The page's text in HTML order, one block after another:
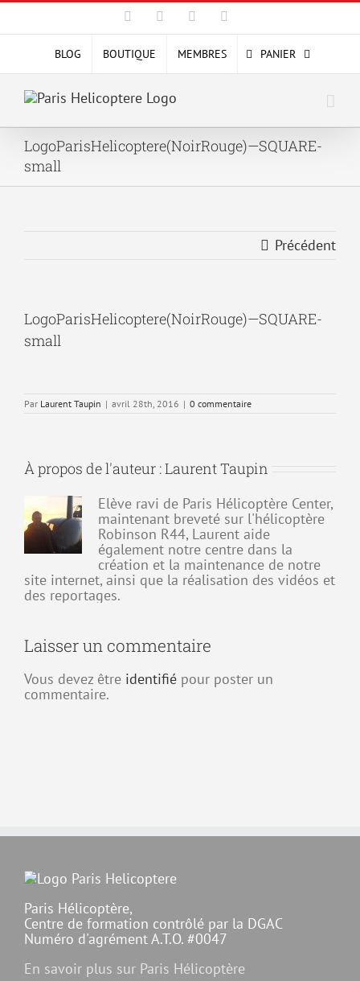
Passer
contenu
Facebook YouTube
BLOG BOUTIQUE MEMBRES PANIER
LogoParisHelicoptere(NoirRouge)—SQUARE-
small
Précédent
LogoParisHelicoptere(NoirRouge)—SQUARE-
small
Par Laurent Taupin | avril 28th, 2016 | 0 commentaire
À propos de l'auteur :Laurent Taupin
Elève ravi de Paris Hélicoptère Center,
maintenant breveté sur l'hélicoptère
Robinson R44, Laurent aide
également notre centre dans la
création et la maintenance de notre
site internet, ainsi que la réalisation des vidéos et
des reportages.
Laisser un commentaire
Vous devez être identifié pour poster un
commentaire.
Paris Hélicoptère,
Centre de formation contrôlé par la DGAC
Numéro d'agrément A.T.O. #0047
En savoir plus sur Paris Hélicoptère